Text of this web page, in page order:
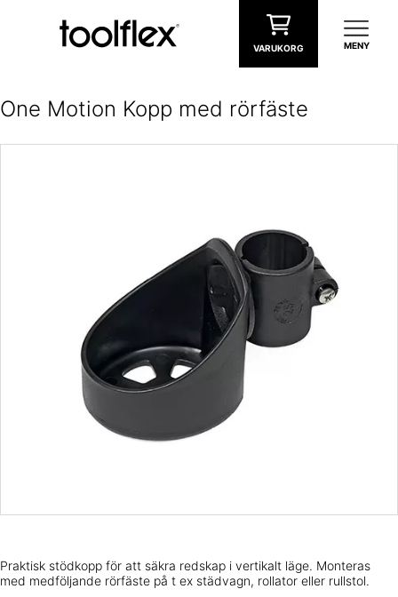
VARUKORG MENY
One Motion Kopp med rörfäste
Praktisk stödkopp för att säkra redskap i vertikalt läge. Monteras
med medföljande rörfäste på t ex städvagn, rollator eller rullstol.